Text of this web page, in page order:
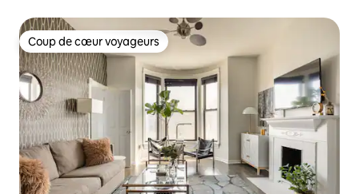
Coup de cœur voyageurs
Coup de cœur voyageurs